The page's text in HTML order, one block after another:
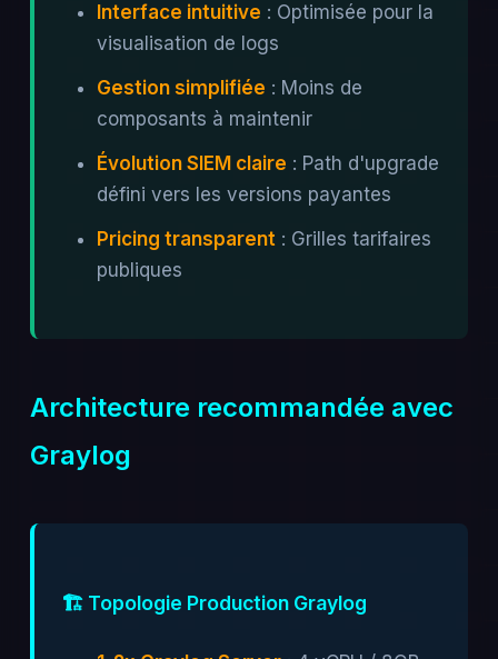
Interface intuitive : Optimisée pour la
visualisation de logs
Gestion simplifiée : Moins de
composants à maintenir
Évolution SIEM claire : Path d'upgrade
défini vers les versions payantes
Pricing transparent: Grilles tarifaires
publiques
Architecture recommandée avec
Graylog
🏗️ Topologie Production Graylog